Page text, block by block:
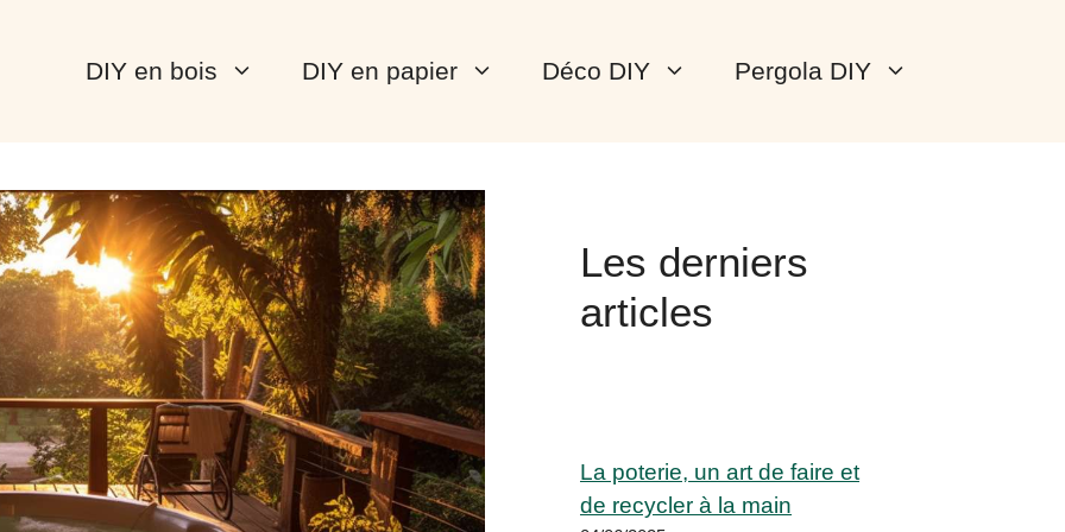
DIY en bois DIY en papier Déco DIY Pergola DIY
Les derniers
articles
La poterie, un art de faire et
de recycler à la main